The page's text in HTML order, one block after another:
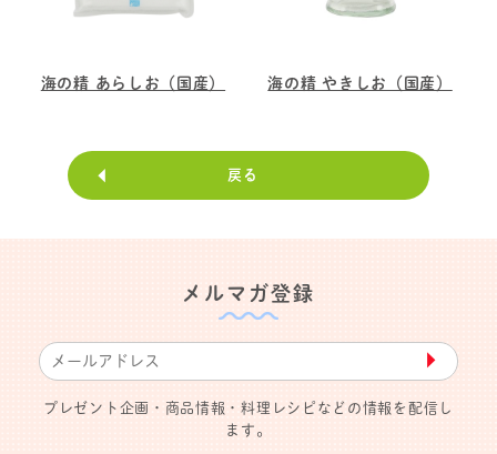
海の精 あらしお（国産） 海の精 やきしお（国産）
戻る
メルマガ登録
▶︎
プレゼント企画・商品情報・料理レシピなどの情報を配信し
ます。